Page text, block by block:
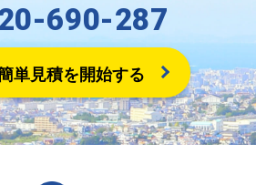
690-287
単見積を開始する